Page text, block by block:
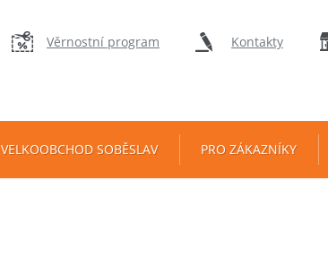
Věrnostní program Kontakty
VELKOOBCHOD SOBĚSLAV PRO ZÁKAZNÍKY